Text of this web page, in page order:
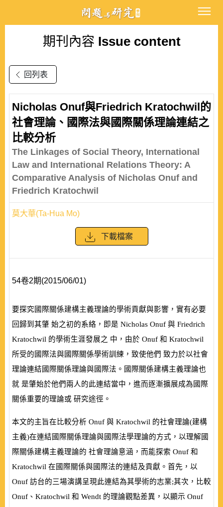
期刊內容 Issue content
回列表
Nicholas Onuf與Friedrich Kratochwil的
社會理論、國際法與國際關係理論連結之
比較分析
The Linkages of Social Theory, International
Law and International Relations Theory: A
Comparative Analysis of Nicholas Onuf and
Friedrich Kratochwil
莫大華(Ta-Hua Mo)
下載檔案
54卷2期(2015/06/01)
要探究國際關係建構主義理論的學術貢獻與影響，實有必要
回歸到其肇 始之初的系絡，即是 Nicholas Onuf 與 Friedrich
Kratochwil 的學術生涯發展之 中，由於 Onuf 和 Kratochwil
所受的國際法與國際關係學術訓練，致使他們 致力於以社會
理論連結國際關係理論與國際法。國際關係建構主義理論也
就 是肇始於他們兩人的此連結當中，進而逐漸擴展成為國際
關係重要的理論或 研究途徑。
本文的主旨在比較分析 Onuf 與 Kratochwil 的社會理論(建構
主義)在連結國際關係理論與國際法學理論的方式，以理解國
際關係建構主義理論的 社會理論意涵，而能探索 Onuf 和
Kratochwil 在國際關係與國際法的連結及貢獻。首先，以
Onuf 訪台的三場演講呈現此連結為其學術的志業;其次，比較
Onuf 、 Kratochwil 和 Wendt 的理論觀點差異，以顯示 Onuf